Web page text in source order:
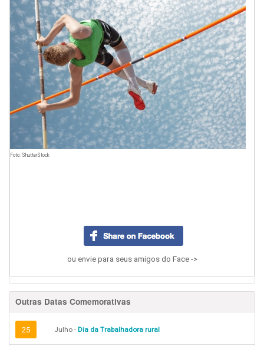
Foto: ShutterStock
ou envie para seus amigos do Face ->
Outras Datas Comemorativas
25 Julho - Dia da Trabalhadora rural